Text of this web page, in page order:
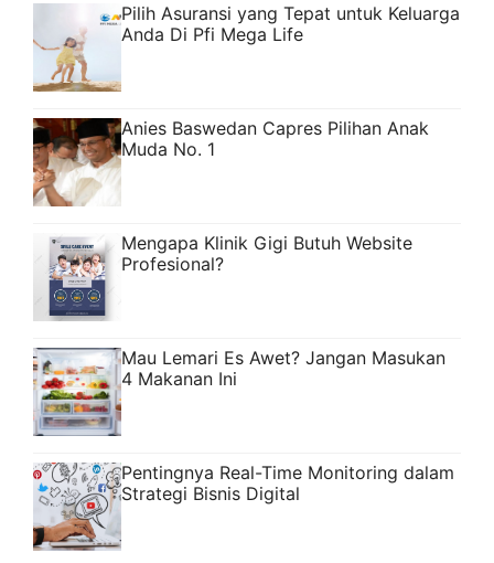
Pilih Asuransi yang Tepat untuk Keluarga
Anda Di Pfi Mega Life
Anies Baswedan Capres Pilihan Anak
Muda No. 1
Mengapa Klinik Gigi Butuh Website
Profesional?
Mau Lemari Es Awet? Jangan Masukan
4 Makanan Ini
Pentingnya Real-Time Monitoring dalam
Strategi Bisnis Digital